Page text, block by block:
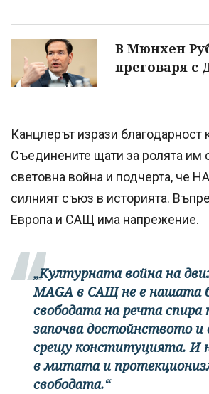
В Мюнхен
преговаря с
Канцлерът изрази благодарност
Съединените щати за ролята им
световна война и подчерта, че
силният съюз в историята.
Европа и САЩ има напрежение.
„Културната война на
MAGA в САЩ не е нашата
свободата на речта
започва достойнството и
срещу конституцията. И
в митата и
свободата.“